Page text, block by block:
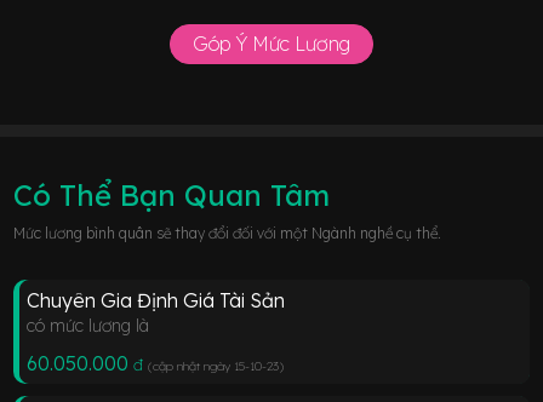
Góp Ý Mức Lương
Có Thể Bạn Quan Tâm
Mức lương bình quân sẽ thay đổi đối với một Ngành nghề cụ thể.
Chuyên Gia Định Giá Tài Sản
có mức lương là
60.050.000 đ (cập nhật ngày 15-10-23)